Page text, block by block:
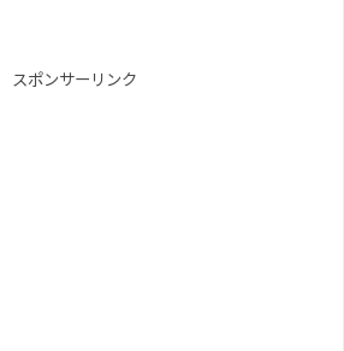
スポンサーリンク